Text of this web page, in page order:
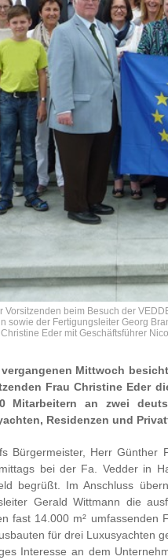
Vorsitzenden beim Besuch der
sowie der Fertigungsleiter Georg
Eder mit Geschäftsführer
vergangenen Mittwoch
Frau Christine Eder
Mitarbeitern an zwei
Residenzen und
Bürgermeister, Herr
bei der Fa. Vedder in
begrüßt. Im Anschluss
Gerald Wittmann die
fast 14.000 m² umfassenden
für drei Luxusyachten
Interesse an dem